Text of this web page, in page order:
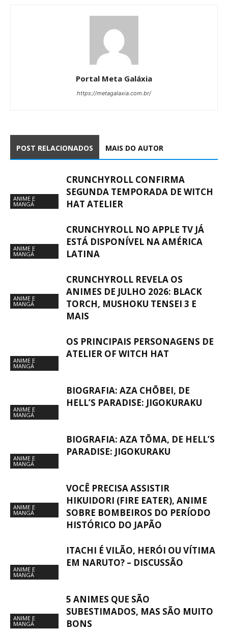
Portal Meta Galáxia
https://metagalaxia.com.br/
POST RELACIONADOS MAIS DO AUTOR
ANIME E
MANGÁ
CRUNCHYROLL CONFIRMA
SEGUNDA TEMPORADA DE WITCH
HAT ATELIER
ANIME E
MANGÁ
CRUNCHYROLL NO APPLE TV JÁ
ESTÁ DISPONÍVEL NA AMÉRICA
LATINA
ANIME E
MANGÁ
CRUNCHYROLL REVELA OS
ANIMES DE JULHO 2026: BLACK
TORCH, MUSHOKU TENSEI 3 E
MAIS
ANIME E
MANGÁ
OS PRINCIPAIS PERSONAGENS DE
ATELIER OF WITCH HAT
ANIME E
MANGÁ
BIOGRAFIA: AZA CHŌBEI, DE
HELL’S PARADISE: JIGOKURAKU
ANIME E
MANGÁ
BIOGRAFIA: AZA TŌMA, DE HELL’S
PARADISE: JIGOKURAKU
ANIME E
MANGÁ
VOCÊ PRECISA ASSISTIR
HIKUIDORI (FIRE EATER), ANIME
SOBRE BOMBEIROS DO PERÍODO
HISTÓRICO DO JAPÃO
ANIME E
MANGÁ
ITACHI É VILÃO, HERÓI OU VÍTIMA
EM NARUTO? – DISCUSSÃO
ANIME E
MANGÁ
5 ANIMES QUE SÃO
SUBESTIMADOS, MAS SÃO MUITO
BONS